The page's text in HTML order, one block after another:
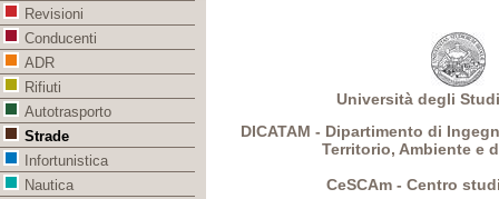
Università degli
DICATAM - Dipartimento di
Territorio, Ambiente e
CeSCAm - Centro
Revisioni
Conducenti
ADR
Rifiuti
Autotrasporto
Strade
Infortunistica
Nautica